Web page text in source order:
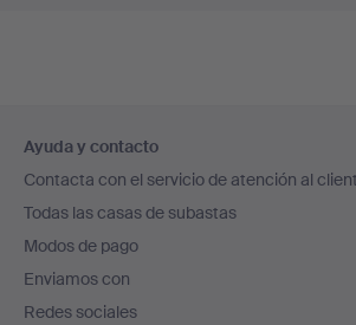
en
el
pie
de
página
Ayuda y contacto
Contacta con el servicio de atención al
Todas las casas de subastas
Modos de pago
Enviamos con
Redes sociales